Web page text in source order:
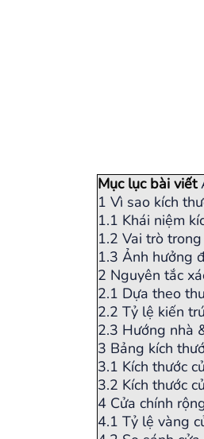
Mục lục bài viết
1 Vì sao kích
1.1 Khái niệm
1.2 Vai trò
1.3 Ảnh hưởng
2 Nguyên tắc
2.1 Dựa theo
2.2 Tỷ lệ kiến
2.3 Hướng nhà
3 Bảng kích
3.1 Kích thước
3.2 Kích thước
4 Cửa chính
4.1 Tỷ lệ vàng